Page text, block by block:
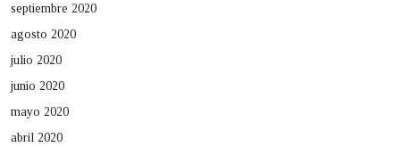
septiembre 2020
agosto 2020
julio 2020
junio 2020
mayo 2020
abril 2020